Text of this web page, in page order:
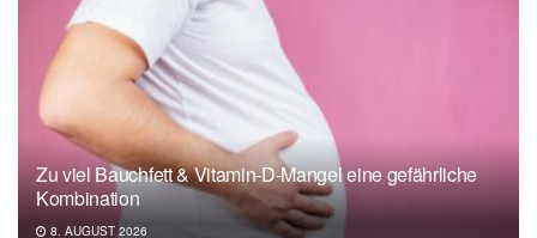
"Sprache und Kultur der yukatekischen
Maya" unter der Leitung von PD Dr. Nikolai
Grube. Bonn März 2001
Dr. Hugo Icú Perén: Revival of Maya
medicine and impact for its social and
political recognition (in Guatemala) A case
study commissioned by the Health Systems
Zu viel Bauchfett & Vitamin-D-Mangel eine gefährliche
Kombination
8. AUGUST 2026